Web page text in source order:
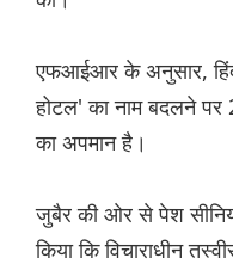
एफआईआर के अनुसार,
होटल' का नाम बदलने
का अपमान है।
जुबैर की ओर से पेश
किया कि विचाराधीन